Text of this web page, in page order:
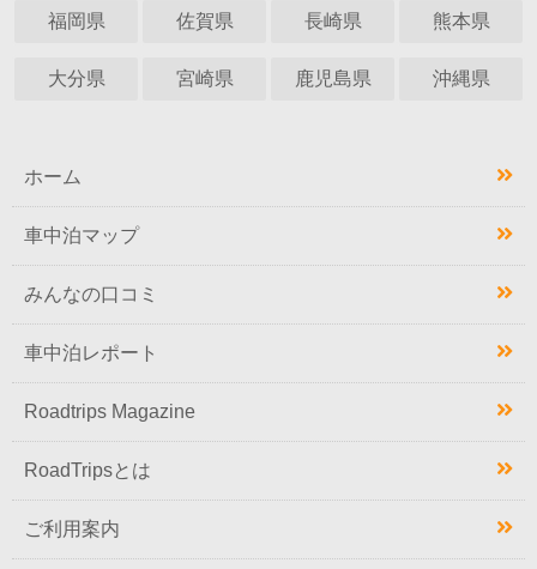
福岡県 佐賀県 長崎県 熊本県
大分県 宮崎県 鹿児島県 沖縄県
ホーム
車中泊マップ
みんなの口コミ
車中泊レポート
Roadtrips Magazine
RoadTripsとは
ご利用案内